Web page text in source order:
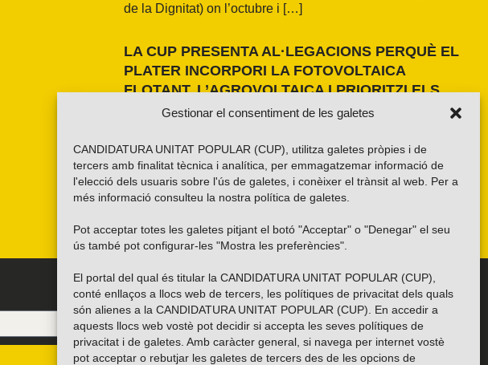
Gestionar el consentiment de les galetes
CANDIDATURA UNITAT POPULAR (CUP), utilitza galetes pròpies i de
tercers amb finalitat tècnica i analítica, per emmagatzemar informació de
l'elecció dels usuaris sobre l'ús de galetes, i conèixer el trànsit al web. Per a
més informació consulteu la nostra política de galetes
Pot acceptar totes les galetes pitjant el botó "Acceptar" o "Denegar" el seu
ús també pot configurar-les "Mostra les preferències".
El portal del qual és titular la CANDIDATURA UNITAT POPULAR (CUP),
conté enllaços a llocs web de tercers, les polítiques de privacitat dels quals
són alienes a la CANDIDATURA UNITAT POPULAR (CUP). En accedir a
aquests llocs web vostè pot decidir si accepta les seves polítiques de
privacitat i de galetes. Amb caràcter general, si navega per internet vostè
pot acceptar o rebutjar les galetes de tercers des de les opcions de
de la Dignitat) on l’octubre i […]
LA CUP PRESENTA AL·LEGACIONS PERQUÈ EL
PLATER INCORPORI LA FOTOVOLTAICA
FLOTANT, L’AGROVOLTAICA I PRIORITZI ELS
ESPAIS ANTROPITZATS
al PLATER d’àmbit nacional. La primera, amb una proposta
pròpia basada en els resultats de l’estudi fet a la demarcació
de Girona i amb la voluntat d’estendre’n els criteris a tot el
país. La segona, impulsada per la Xarxa per una Transició
Troba’ns a les xarxes socials